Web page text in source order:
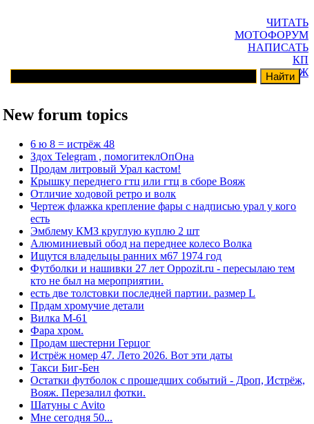
ЧИТАТЬ
МОТОФОРУМ
НАПИСАТЬ
КП
ГАРАЖ
New forum topics
6 ю 8 = истрёж 48
Здох Telegram , помогитеклОпОна
Продам литровый Урал кастом!
Крышку переднего гтц или гтц в сборе Вояж
Отличие ходовой ретро и волк
Чертеж флажка крепление фары с надписью урал у кого
есть
Эмблему КМЗ круглую куплю 2 шт
Алюминиевый обод на переднее колесо Волка
Ищутся владельцы ранних м67 1974 год
Футболки и нашивки 27 лет Oppozit.ru - пересылаю тем
кто не был на мероприятии.
есть две толстовки последней партии. размер L
Прдам хромучие детали
Вилка М-61
Фара хром.
Продам шестерни Герцог
Истрёж номер 47. Лето 2026. Вот эти даты
Такси Биг-Бен
Остатки футболок с прошедших событий - Дроп, Истрёж,
Вояж. Перезалил фотки.
Шатуны с Avito
Мне сегодня 50...